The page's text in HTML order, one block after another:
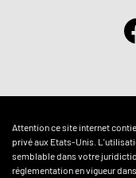
Attention ce site internet
privé aux Etats-Unis.
semblable dans votre
réglementation en vigueur